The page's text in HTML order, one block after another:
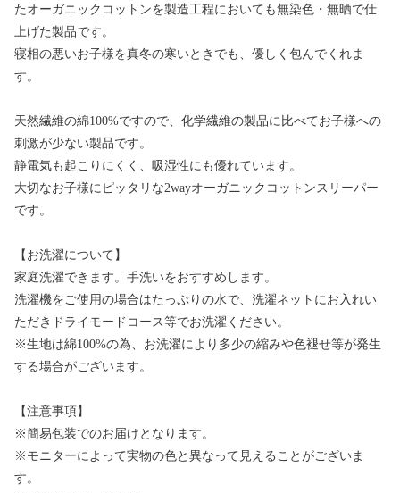
たオーガニックコットンを製造工程においても無染色・無晒で仕
上げた製品です。
寝相の悪いお子様を真冬の寒いときでも、優しく包んでくれま
す。
天然繊維の綿100%ですので、化学繊維の製品に比べてお子様への
刺激が少ない製品です。
静電気も起こりにくく、吸湿性にも優れています。
大切なお子様にピッタリな2wayオーガニックコットンスリーパー
です。
【お洗濯について】
家庭洗濯できます。手洗いをおすすめします。
洗濯機をご使用の場合はたっぷりの水で、洗濯ネットにお入れい
ただきドライモードコース等でお洗濯ください。
※生地は綿100%の為、お洗濯により多少の縮みや色褪せ等が発生
する場合がございます。
【注意事項】
※簡易包装でのお届けとなります。
※モニターによって実物の色と異なって見えることがございま
す。